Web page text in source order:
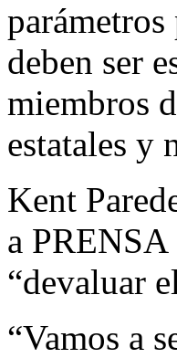
deben ser
miembros
estatales y
Kent
a PRENSA
“devaluar
“Vamos a